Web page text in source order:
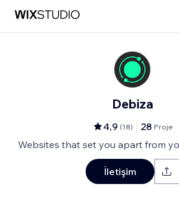
Debiza
4,9 (18) 28 Proje
Websites that set you apart from
İletişim